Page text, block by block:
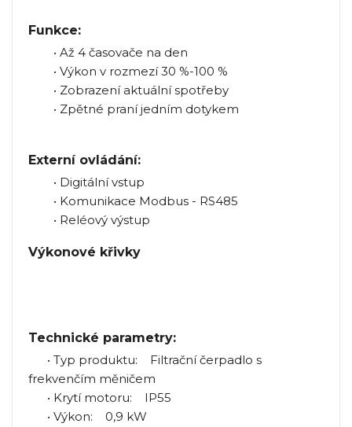
Funkce:
• Až 4 časovače na den
• Výkon v rozmezí 30 %-100 %
• Zobrazení aktuální spotřeby
• Zpětné praní jedním dotykem
Externí ovládání:
• Digitální vstup
• Komunikace Modbus - RS485
• Reléový výstup
Výkonové křivky
Technické parametry:
• Typ produktu: Filtrační čerpadlo s
frekvenčím měničem
• Krytí motoru: IP55
• Výkon: 0,9 kW